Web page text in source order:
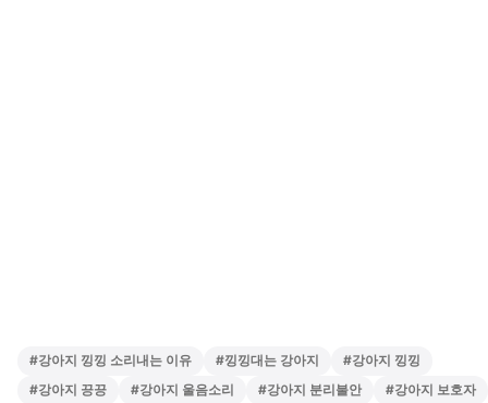
#강아지 낑낑 소리내는 이유 #낑낑대는 강아지 #강아지 낑낑
#강아지 끙끙 #강아지 울음소리 #강아지 분리불안 #강아지 보호자